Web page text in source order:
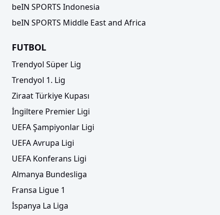
beIN SPORTS Indonesia
beIN SPORTS Middle East and Africa
FUTBOL
Trendyol Süper Lig
Trendyol 1. Lig
Ziraat Türkiye Kupası
İngiltere Premier Ligi
UEFA Şampiyonlar Ligi
UEFA Avrupa Ligi
UEFA Konferans Ligi
Almanya Bundesliga
Fransa Ligue 1
İspanya La Liga